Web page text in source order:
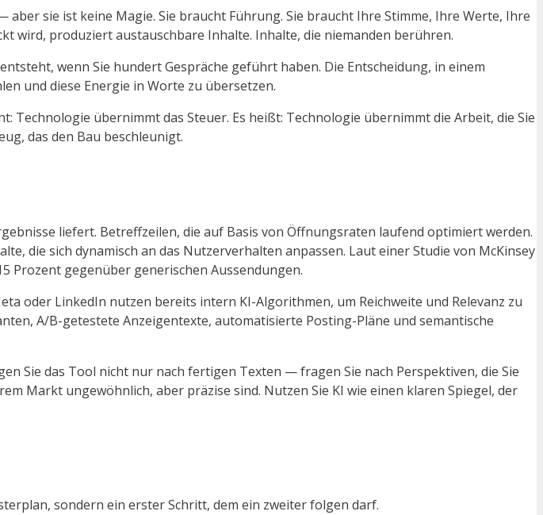
sie ist keine Magie. Sie braucht Führung. Sie braucht Ihre Stimme, Ihre Werte, Ihre
wird, produziert austauschbare Inhalte. Inhalte, die niemanden berühren.
wenn Sie hundert Gespräche geführt haben. Die Entscheidung, in einem
und diese Energie in Worte zu übersetzen.
übernimmt das Steuer. Es heißt: Technologie übernimmt die Arbeit, die Sie
das den Bau beschleunigt.
liefert. Betreffzeilen, die auf Basis von Öffnungsraten laufend optimiert werden.
die sich dynamisch an das Nutzerverhalten anpassen. Laut einer Studie von McKinsey
Prozent gegenüber generischen Aussendungen.
oder LinkedIn nutzen bereits intern KI-Algorithmen, um Reichweite und Relevanz zu
A/B-getestete Anzeigentexte, automatisierte Posting-Pläne und semantische
Sie das Tool nicht nur nach fertigen Texten — fragen Sie nach Perspektiven, die Sie
Markt ungewöhnlich, aber präzise sind. Nutzen Sie KI wie einen klaren Spiegel, der
sondern ein erster Schritt, dem ein zweiter folgen darf.